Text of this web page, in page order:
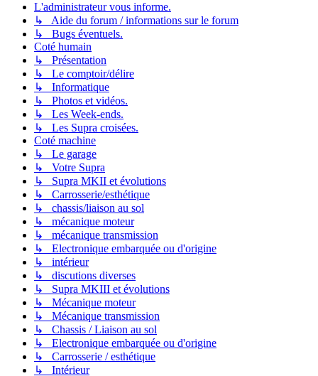
L'administrateur vous informe.
↳ Aide du forum / informations sur le forum
↳ Bugs éventuels.
Coté humain
↳ Présentation
↳ Le comptoir/délire
↳ Informatique
↳ Photos et vidéos.
↳ Les Week-ends.
↳ Les Supra croisées.
Coté machine
↳ Le garage
↳ Votre Supra
↳ Supra MKII et évolutions
↳ Carrosserie/esthétique
↳ chassis/liaison au sol
↳ mécanique moteur
↳ mécanique transmission
↳ Electronique embarquée ou d'origine
↳ intérieur
↳ discutions diverses
↳ Supra MKIII et évolutions
↳ Mécanique moteur
↳ Mécanique transmission
↳ Chassis / Liaison au sol
↳ Electronique embarquée ou d'origine
↳ Carrosserie / esthétique
↳ Intérieur